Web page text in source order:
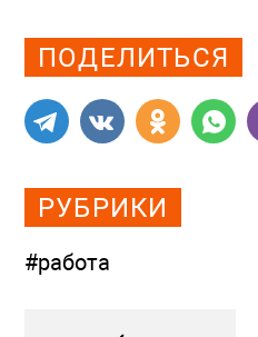
ПОДЕЛИТЬСЯ
РУБРИКИ
#работа